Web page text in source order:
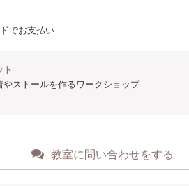
でお支払い
ト
やストールを作るワークショップ
教室に問い合わせをする